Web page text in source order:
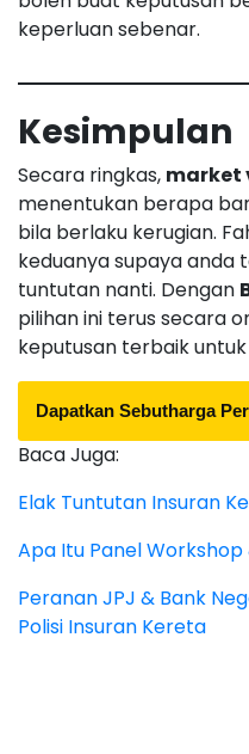
keperluan sebenar.
Kesimpulan
Secara ringkas, market
menentukan berapa
bila berlaku kerugian.
keduanya supaya anda
tuntutan nanti. Dengan
pilihan ini terus secara
keputusan terbaik
Dapatkan Sebutharga
Baca Juga:
Elak Tuntutan Insuran
Apa Itu Panel
Peranan JPJ & Bank
Polisi Insuran Kereta